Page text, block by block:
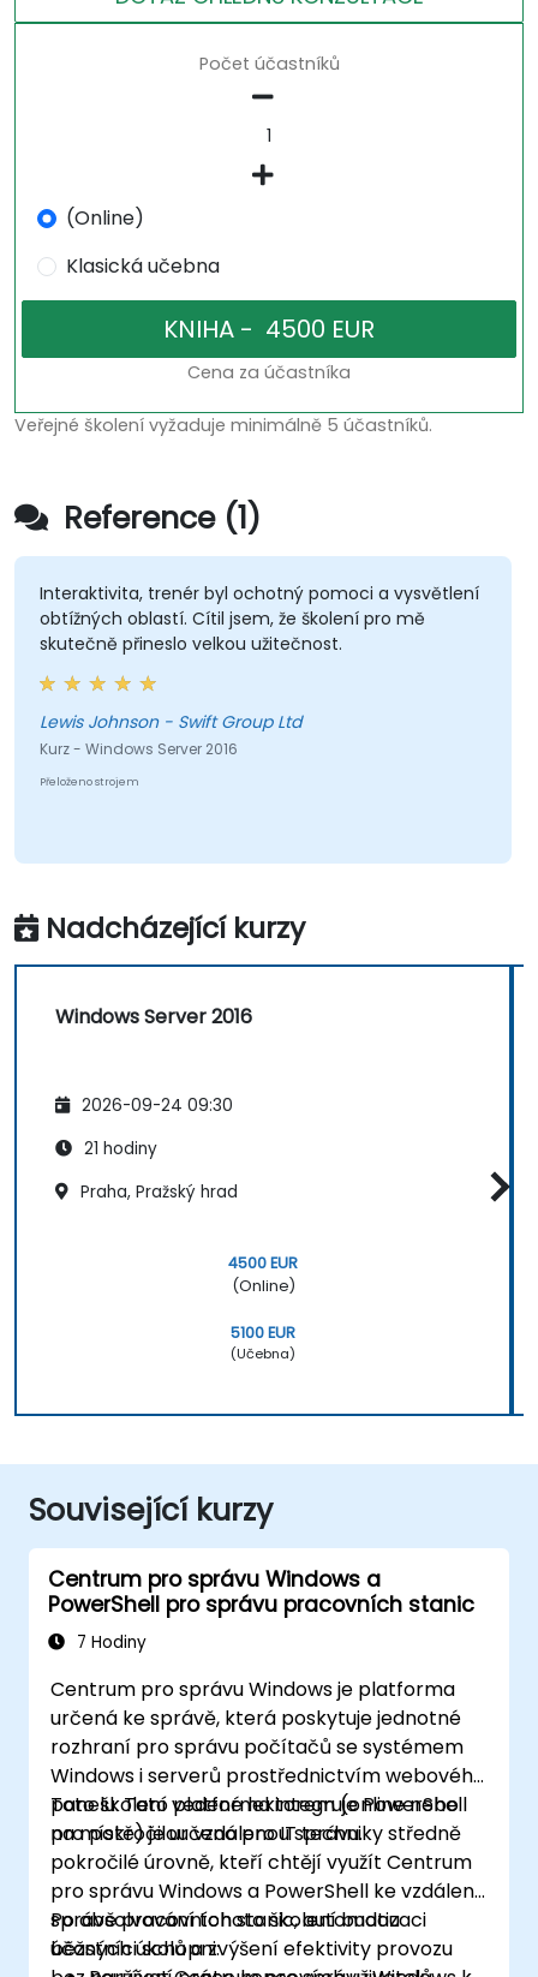
Počet účastníků
(Online)
Klasická učebna
Cena za účastníka
Veřejné školení vyžaduje minimálně 5 účastníků.
Reference (1)
Interaktivita, trenér byl ochotný pomoci a vysvětlení
obtížných oblastí. Cítil jsem, že školení pro mě
skutečně přineslo velkou užitečnost.
Lewis Johnson - Swift Group Ltd
Kurz - Windows Server 2016
Přeloženo strojem
Nadcházející kurzy
Windows Server 2016
2026-09-24 09:30
21 hodiny
Praha, Pražský hrad
4500 EUR
(Online)
5100 EUR
(Učebna)
Související kurzy
Centrum pro správu Windows a
PowerShell pro správu pracovních stanic
7 Hodiny
Centrum pro správu Windows je platforma
určená ke správě, která poskytuje jednotné
rozhraní pro správu počítačů se systémem
Windows i serverů prostřednictvím webového
panelu. Tato platforma integruje PowerShell
pro pokročilou vzdálenou správu.
Toto školení vedené lektorem (online nebo
na místě) je určeno pro IT techniky středně
pokročilé úrovně, kteří chtějí využít Centrum
pro správu Windows a PowerShell ke vzdálené
správě pracovních stanic, automatizaci
běžných úkolů a zvýšení efektivity provozu
Po absolvování tohoto školení budou
účastníci schopni: